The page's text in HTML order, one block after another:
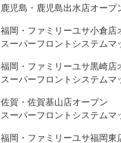
鹿児島・鹿児島出水店オープ
福岡・ファミリーユサ小倉店
スーパーフロントシステム
福岡・ファミリーユサ黒崎店
スーパーフロントシステム
佐賀・佐賀基山店オープン
スーパーフロントシステム
福岡・ファミリーユサ福岡東